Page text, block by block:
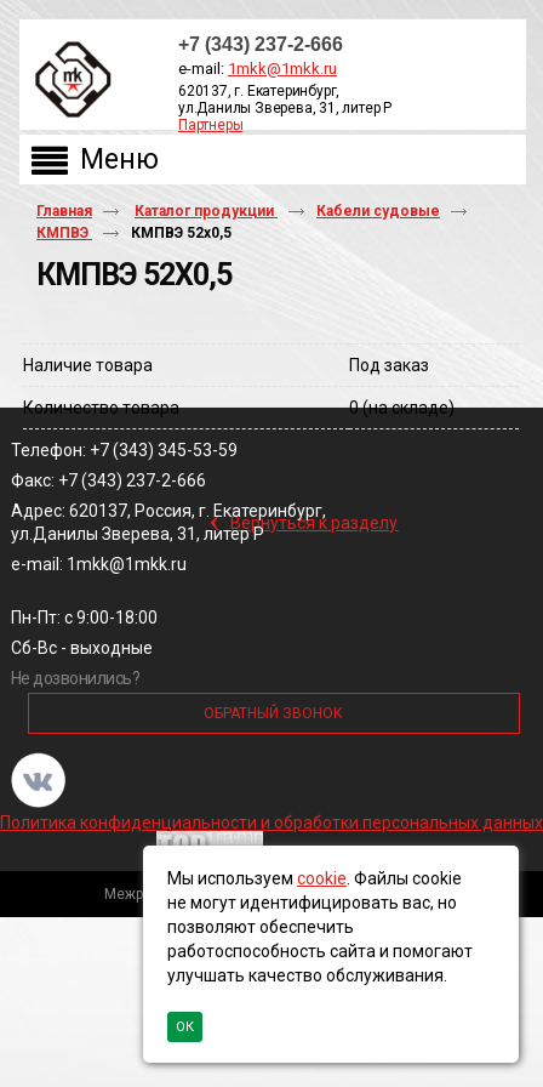
+7 (343) 237-2-666
e-mail: 1mkk@1mkk.ru
620137, г. Екатеринбург,
ул.Данилы Зверева, 31, литер Р
Партнеры
Главная Каталог продукции
Кабели судовые
КМПВЭ
КМПВЭ 52х0,5
КМПВЭ 52Х0,5
Наличие товара Под заказ
Количество товара 0(на складе)
‹ Вернуться к разделу
Телефон: +7 (343) 345-53-59
Факс: +7 (343) 237-2-666
Адрес: 620137, Россия, г. Екатеринбург,
ул.Данилы Зверева, 31, литер Р
e-mail: 1mkk@1mkk.ru
Пн-Пт: с 9:00-18:00
Сб-Вс - выходные
Не дозвонились?
ОБРАТНЫЙ ЗВОНОК
Политика конфиденциальности и обработки персональных данных
Межрегиональная кабельная компания, 2016 ©
Мы используем cookie . Файлы cookie
не могут идентифицировать вас, но
позволяют обеспечить
работоспособность сайта и помогают
улучшать качество обслуживания.
ОК